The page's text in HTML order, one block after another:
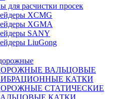
для расчистки просек
XCMG
XGMA
SANY
LiuGong
ВАЛЬЦОВЫЕ
КАТКИ
СТАТИЧЕСКИЕ
КАТКИ